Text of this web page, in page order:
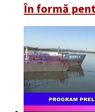
În formă